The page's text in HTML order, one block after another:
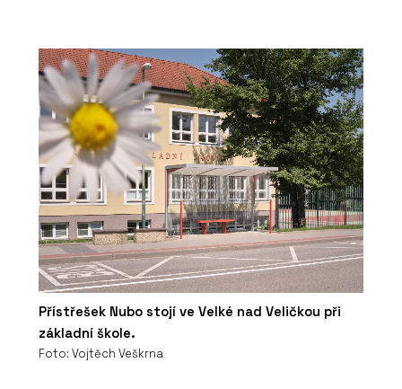
Přístřešek Nubo stojí ve Velké nad Veličkou při
základní škole.
Foto: Vojtěch Veškrna